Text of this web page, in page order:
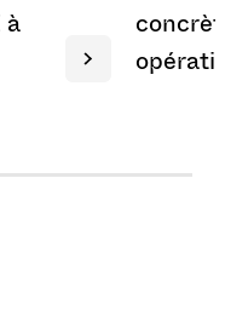
à
concrèt
opérati